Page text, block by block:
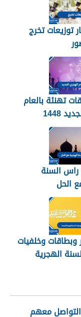
توزيعات تخرج
تهنئة بالعام
1448
السنة
الحل
وخلفيات
الهجرية
معهم